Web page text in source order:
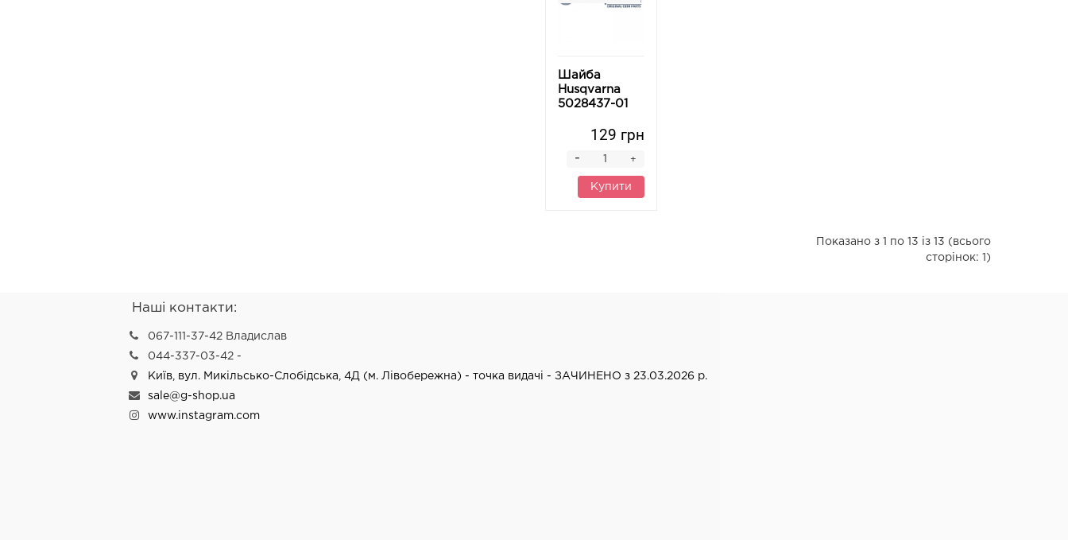
Шайба
Husqvarna
5028437-01
129 грн
+
-
Купити
Показано з 1 по 13 із 13 (всього
сторінок: 1)
Наші контакти:
067-111-37-42 Владислав
044-337-03-42 -
Київ, вул. Микільсько-Слобідська, 4Д (м. Лівобережна) - точка видачі - ЗАЧИНЕНО з 23.03.2026 р.
sale@g-shop.ua
www.instagram.com